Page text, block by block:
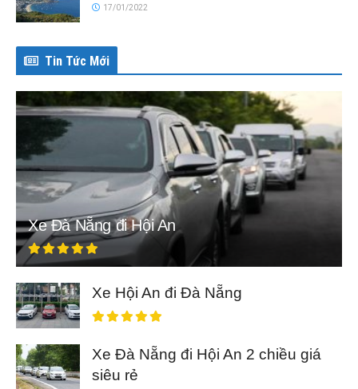
17/01/2022
Tin Tức Mới
Xe Đà Nẵng đi Hội An
Xe Hội An đi Đà Nẵng
Xe Đà Nẵng đi Hội An 2 chiều giá
siêu rẻ